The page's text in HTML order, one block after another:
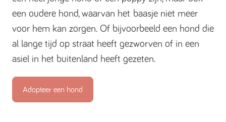
een oudere hond, waarvan het baasje niet meer
voor hem kan zorgen. Of bijvoorbeeld een hond die
al lange tijd op straat heeft gezworven of in een
asiel in het buitenland heeft gezeten.
Adopteer een hond